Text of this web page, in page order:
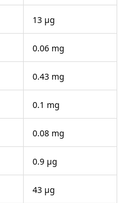
13 μg
0.06 mg
0.43 mg
0.1 mg
0.08 mg
0.9 μg
43 μg